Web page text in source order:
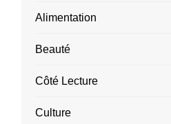
Alimentation
Beauté
Côté Lecture
Culture